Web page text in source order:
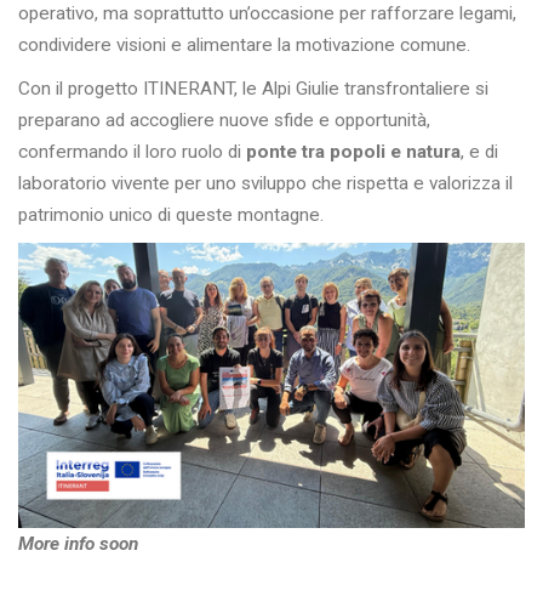
operativo, ma soprattutto un’occasione per rafforzare legami,
condividere visioni e alimentare la motivazione comune.
Con il progetto ITINERANT, le Alpi Giulie transfrontaliere si
preparano ad accogliere nuove sfide e opportunità,
confermando il loro ruolo di ponte tra popoli e natura, e di
laboratorio vivente per uno sviluppo che rispetta e valorizza il
patrimonio unico di queste montagne.
More info soon